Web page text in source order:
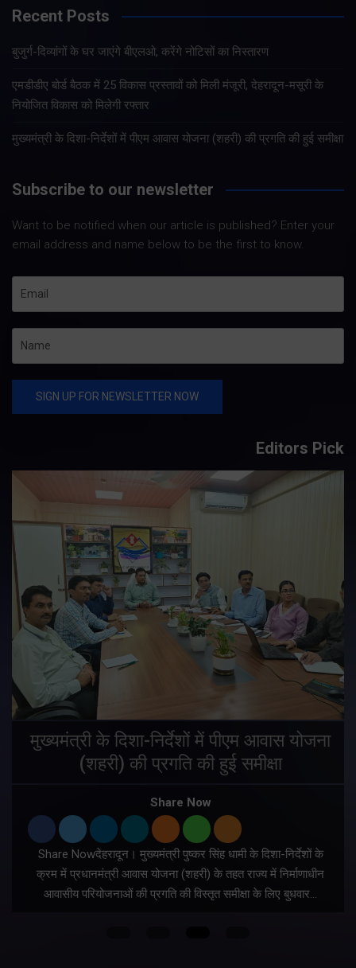
Recent Posts
बुजुर्ग-दिव्यांगों के घर जाएंगे बीएलओ, करेंगे नोटिसों का निस्तारण
एमडीडीए बोर्ड बैठक में 25 विकास प्रस्तावों को मिली मंजूरी, देहरादून-मसूरी के
नियोजित विकास को मिलेगी रफ्तार
मुख्यमंत्री के दिशा-निर्देशों में पीएम आवास योजना (शहरी) की प्रगति की हुई समीक्षा
Subscribe to our newsletter
Want to be notified when our article is published? Enter your
email address and name below to be the first to know.
Editors Pick
वैश्विक संस्कृत अनुसंधान में भारत-नेपाल पहल का
उत्तराखंड ने किया नेतृत्व
Share Now
Share Nowदेहरादून। प्रदेश के संस्कृत शिक्षा सचिव दीपक कुमार गैरोला
ने नई दिल्ली स्थित नेपाल दूतावास में नेपाल के कार्यवाहक राजदूत महामहिम
डॉ. सुरेन्द्र थापा से शिष्टाचार भेंट की। इस…